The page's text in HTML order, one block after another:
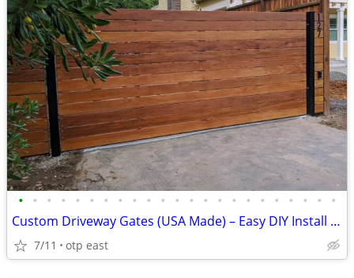
• • • • • • • • • • • • • • • • • • • • • • •
Custom Driveway Gates (USA Made) – Easy DIY Install + FREE Delivery
7/11 otp east